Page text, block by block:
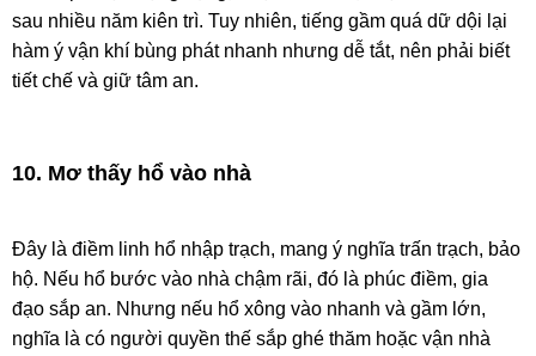
sau nhiều năm kiên trì. Tuy nhiên, tiếng gầm quá dữ dội lại
hàm ý vận khí bùng phát nhanh nhưng dễ tắt, nên phải biết
tiết chế và giữ tâm an.
10. Mơ thấy hổ vào nhà
Đây là điềm linh hổ nhập trạch, mang ý nghĩa trấn trạch, bảo
hộ. Nếu hổ bước vào nhà chậm rãi, đó là phúc điềm, gia
đạo sắp an. Nhưng nếu hổ xông vào nhanh và gầm lớn,
nghĩa là có người quyền thế sắp ghé thăm hoặc vận nhà